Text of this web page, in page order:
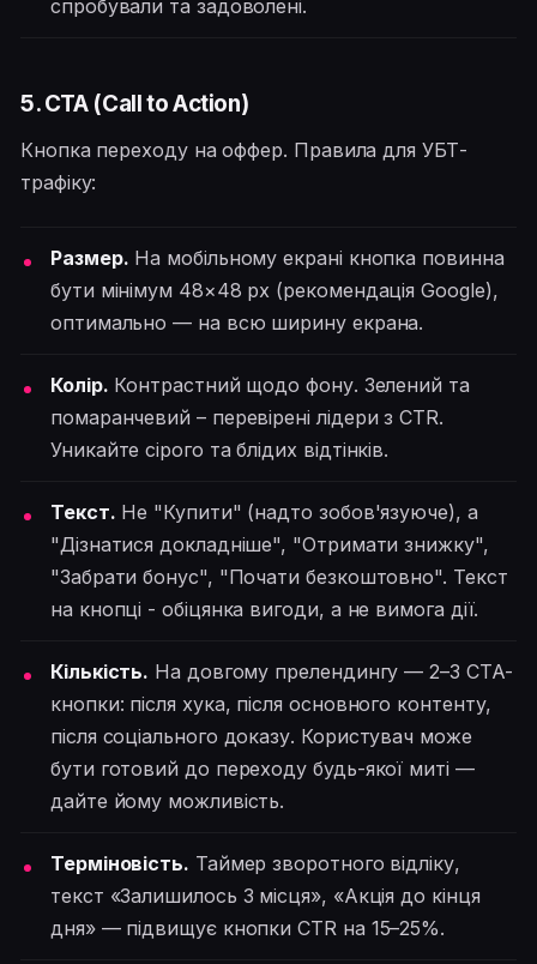
спробували та задоволені.
5. CTA (Call to Action)
Кнопка переходу на оффер. Правила для УБТ-
трафіку:
Размер. На мобільному екрані кнопка повинна
бути мінімум 48×48 px (рекомендація Google),
оптимально — на всю ширину екрана.
Колір. Контрастний щодо фону. Зелений та
помаранчевий – перевірені лідери з CTR.
Уникайте сірого та блідих відтінків.
Текст. Не "Купити" (надто зобов'язуюче), а
"Дізнатися докладніше", "Отримати знижку",
"Забрати бонус", "Почати безкоштовно". Текст
на кнопці - обіцянка вигоди, а не вимога дії.
Кількість. На довгому прелендингу — 2–3 CTA-
кнопки: після хука, після основного контенту,
після соціального доказу. Користувач може
бути готовий до переходу будь-якої миті —
дайте йому можливість.
Терміновість. Таймер зворотного відліку,
текст «Залишилось 3 місця», «Акція до кінця
дня» — підвищує кнопки CTR на 15–25%.